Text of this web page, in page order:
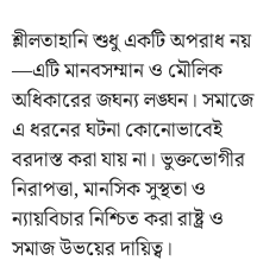
শ্লীলতাহানি শুধু একটি অপরাধ নয়
—এটি মানবসম্মান ও মৌলিক
অধিকারের জঘন্য লঙ্ঘন। সমাজে
এ ধরনের ঘটনা কোনোভাবেই
বরদাস্ত করা যায় না। ভুক্তভোগীর
নিরাপত্তা, মানসিক সুস্থতা ও
ন্যায়বিচার নিশ্চিত করা রাষ্ট্র ও
সমাজ উভয়ের দায়িত্ব।